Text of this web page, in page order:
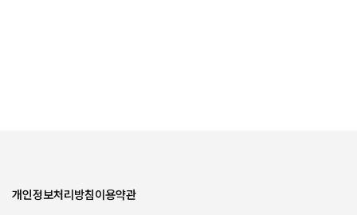
개인정보처리방침이용약관